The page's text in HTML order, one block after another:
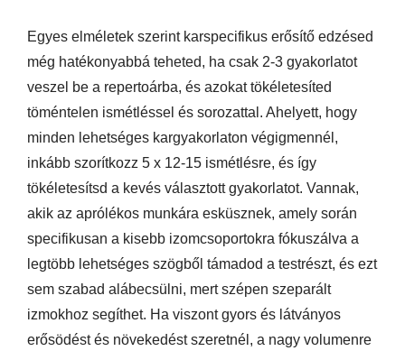
Egyes elméletek szerint karspecifikus erősítő edzésed
még hatékonyabbá teheted, ha csak 2-3 gyakorlatot
veszel be a repertoárba, és azokat tökéletesíted
töméntelen ismétléssel és sorozattal. Ahelyett, hogy
minden lehetséges kargyakorlaton végigmennél,
inkább szorítkozz 5 x 12-15 ismétlésre, és így
tökéletesítsd a kevés választott gyakorlatot. Vannak,
akik az aprólékos munkára esküsznek, amely során
specifikusan a kisebb izomcsoportokra fókuszálva a
legtöbb lehetséges szögből támadod a testrészt, és ezt
sem szabad alábecsülni, mert szépen szeparált
izmokhoz segíthet. Ha viszont gyors és látványos
erősödést és növekedést szeretnél, a nagy volumenre